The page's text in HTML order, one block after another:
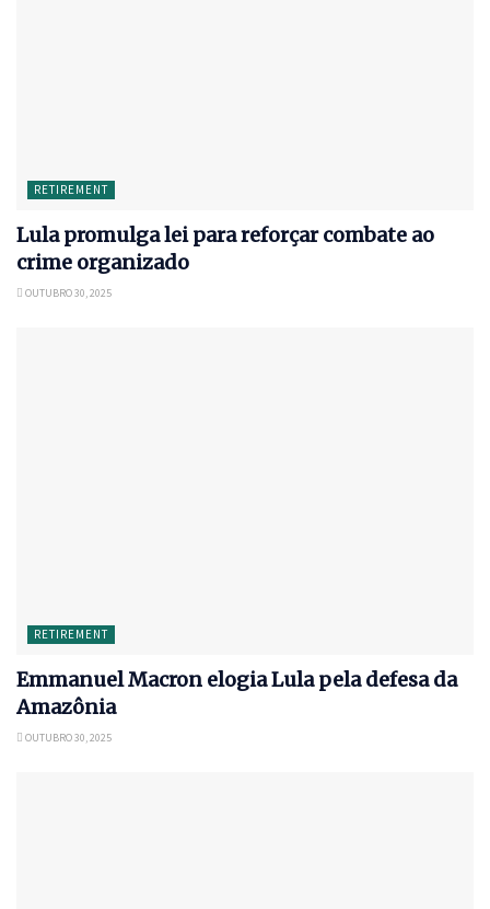
RETIREMENT
Lula promulga lei para reforçar combate ao
crime organizado
OUTUBRO 30, 2025
RETIREMENT
Emmanuel Macron elogia Lula pela defesa da
Amazônia
OUTUBRO 30, 2025